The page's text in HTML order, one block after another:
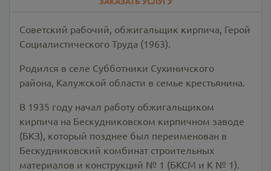
Советский рабочий, обжигальщик кирпича, Герой
Социалистического Труда (1963).
Родился в селе Субботники Сухиничского
района, Калужской области в семье крестьянина.
В 1935 году начал работу обжигальщиком
кирпича на Бескудниковском кирпичном заводе
(БКЗ), который позднее был переименован в
Бескудниковский комбинат строительных
материалов и конструкций № 1 (БКСМ и К № 1).